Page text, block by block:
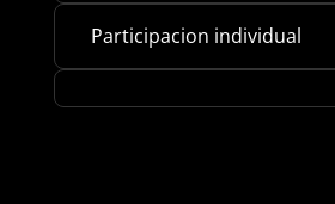
Participacion individual